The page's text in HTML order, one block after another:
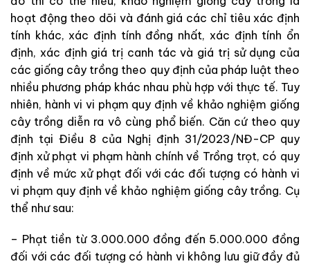
hoạt động theo dõi và đánh giá các chỉ tiêu xác định
tính khác, xác định tính đồng nhất, xác định tính ổn
định, xác định giá trị canh tác và giá trị sử dụng của
các giống cây trồng theo quy định của pháp luật theo
nhiều phương pháp khác nhau phù hợp với thực tế. Tuy
nhiên, hành vi vi phạm quy định về khảo nghiệm giống
cây trồng diễn ra vô cùng phổ biến. Căn cứ theo quy
định tại Điều 8 của Nghị định 31/2023/NĐ-CP quy
định xử phạt vi phạm hành chính về Trồng trọt, có quy
định về mức xử phạt đối với các đối tượng có hành vi
vi phạm quy định về khảo nghiệm giống cây trồng. Cụ
thể như sau:
– Phạt tiền từ 3.000.000 đồng đến 5.000.000 đồng
đối với các đối tượng có hành vi không lưu giữ đầy đủ